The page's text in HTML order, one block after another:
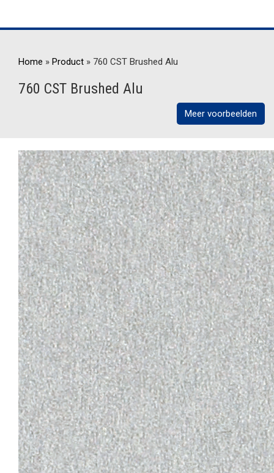
Home » Product » 760 CST Brushed Alu
760 CST Brushed Alu
Meer voorbeelden